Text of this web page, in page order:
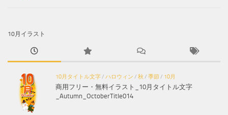
10月イラスト
10月タイトル文字/ ハロウィン / 秋 / 季節/ 10月
商用フリー・無料イラスト_10月タイトル文字
_Autumn_OctoberTitle014